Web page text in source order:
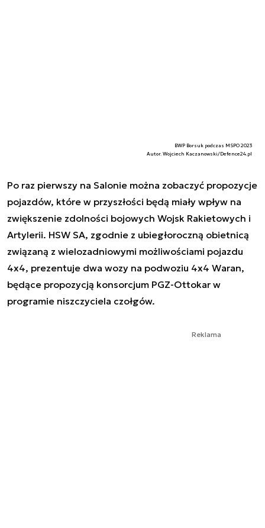
BWP Borsuk podczas MSPO 2023
Autor. Wojciech Kaczanowski/Defence24.pl
Po raz pierwszy na Salonie można zobaczyć propozycje
pojazdów, które w przyszłości będą miały wpływ na
zwiększenie zdolności bojowych Wojsk Rakietowych i
Artylerii. HSW SA, zgodnie z ubiegłoroczną obietnicą
związaną z wielozadniowymi możliwościami pojazdu
4x4, prezentuje dwa wozy na podwoziu 4x4 Waran,
będące propozycją konsorcjum PGZ-Ottokar w
programie niszczyciela czołgów.
Reklama